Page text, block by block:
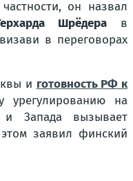
он назвал
Шрёдера в
в переговорах
и готовность РФ к
урегулированию на
Запада вызывает
заявил финский